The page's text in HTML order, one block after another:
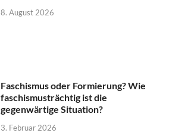
8. August 2026
Faschismus oder Formierung? Wie
faschismusträchtig ist die
gegenwärtige Situation?
3. Februar 2026